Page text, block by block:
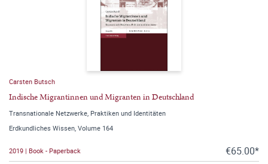
Carsten Butsch
Indische Migrantinnen und Migranten in Deutschland
Transnationale Netzwerke, Praktiken und Identitäten
Erdkundliches Wissen, Volume 164
2019 | Book - Paperback €65.00*